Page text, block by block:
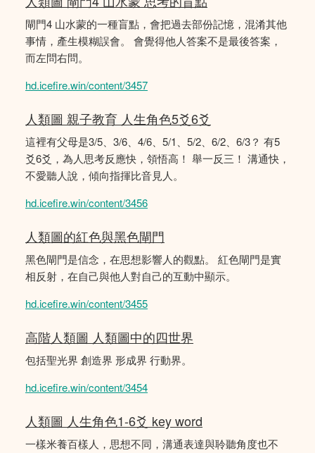
閘門4 山水蒙的一種盲點，會把過去部份記憶，混淆其他
事情，產生模糊誤會。 會覺得他人答案不是最後答案，
而左問右問。
hd.icefire.win/content/3457
人類圖 親子教育 人生角色5爻6爻
這裡有父母是3/5、3/6、4/6、5/1、5/2、6/2、6/3？ 有5
爻6爻，為人思考反應快，領悟高！ 舉一反三！ 溝通快，
不愛聽人說，傾向指揮比音見人。
hd.icefire.win/content/3456
人類圖的紅色與黑色閘門
黑色閘門是信念，在思想影響人的觀點。 紅色閘門是實
相反射，在自己與他人對自己的互動中顯示。
hd.icefire.win/content/3455
高階人類圖 人類圖中的四世界
包括聖光界 創造界 形成界 行動界。
hd.icefire.win/content/3454
人類圖 人生角色1-6爻 key word
一樣米養百樣人，思想不同，溝通表達與聆聽角度也不